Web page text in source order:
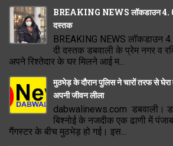
BREAKING NEWS लॉकडाउन 4. 0
दस्तक
BREAKING NEWS लॉकडाउन 4.
दी दस्तक डबवाली के प्रेम नगर व
अपने रिश्तेदार के घर मिलने आई म...
मुठभेड़ के दौरान पुलिस ने चारों तरफ से घेरा
अपनी जीवन लीला
dabwalinews.com डबवाली।
बिश्नोई के नजदीक एक ढाणी में
गैंगस्टर के बीच मुठभेड़ हो गई। इस...